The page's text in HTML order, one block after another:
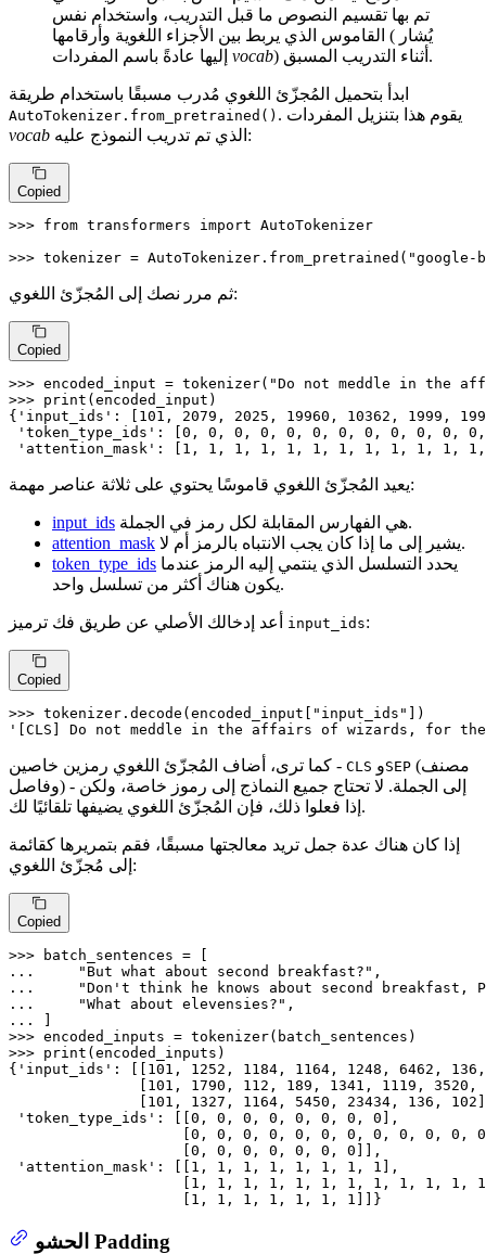
تم بها تقسيم النصوص ما قبل التدريب، واستخدام نفس
القاموس الذي يربط بين الأجزاء اللغوية وأرقامها ( يُشار
vocab ) أثناء التدريب المسبق.
ابدأ بتحميل المُجزّئ اللغوي مُدرب مسبقًا باستخدام طريقة
AutoTokenizer.from_pretrained()
. يقوم هذا بتنزيل المفردات
vocab
الذي تم تدريب النموذج عليه:
Copied
>>> from transformers import AutoTokenizer
>>> tokenizer = AutoTokenizer.from_pretrained( "google-
ثم مرر نصك إلى المُجزّئ اللغوي:
Copied
>>> encoded_input = tokenizer( "Do not meddle in the
>>> print (encoded_input)
{ 'input_ids' : [ 101 , 2079 , 2025 , 19960 , 10362 , 1999 ,
'token_type_ids' : [ 0 , 0 , 0 , 0 , 0 , 0 , 0 , 0 , 0 , 0 , 0 , 0
'attention_mask' : [ 1 , 1 , 1 , 1 , 1 , 1 , 1 , 1 , 1 , 1 , 1 , 1
يعيد المُجزّئ اللغوي قاموسًا يحتوي على ثلاثة عناصر مهمة:
input_ids
هي الفهارس المقابلة لكل رمز في الجملة.
attention_mask
يشير إلى ما إذا كان يجب الانتباه بالرمز أم لا.
token_type_ids
يكون هناك أكثر من تسلسل واحد.
input_ids:
Copied
>>> tokenizer.decode(encoded_input[ "input_ids"
'[CLS] Do not meddle in the affairs of wizards, for
كما ترى، أضاف المُجزّئ اللغوي رمزين خاصين - CLS وSEP (مصنف
وفاصل) - إلى الجملة. لا تحتاج جميع النماذج إلى رموز خاصة، ولكن
إذا فعلوا ذلك، فإن المُجزّئ اللغوي يضيفها تلقائيًا لك.
إذا كان هناك عدة جمل تريد معالجتها مسبقًا، فقم بتمريرها كقائمة
إلى مُجزّئ اللغوي:
Copied
>>>
...
"But what about second breakfast?"
...
"Don't think he knows about second breakfast,
...
"What about elevensies?"
...
>>>
>>> print (encoded_inputs)
{ 'input_ids' : [[ 101 , 1252 , 1184 , 1164 , 1248 , 6462 , 136
101 , 1790 , 112 , 189 , 1341 , 1119 , 3520 ,
101 , 1327 , 1164 , 5450 , 23434 , 136 , 102
'token_type_ids' : [[ 0 , 0 , 0 , 0 , 0 , 0 , 0 , 0 ],
0 , 0 , 0 , 0 , 0 , 0 , 0 , 0 , 0 , 0 , 0 , 0
0 , 0 , 0 , 0 , 0 , 0 , 0 ]],
'attention_mask' : [[ 1 , 1 , 1 , 1 , 1 , 1 , 1 , 1
],
1 , 1 , 1 , 1 , 1 , 1 , 1 , 1 , 1 , 1 , 1 , 1
1 , 1 , 1 , 1 , 1 , 1 , 1 ]]}
الحشو Padding